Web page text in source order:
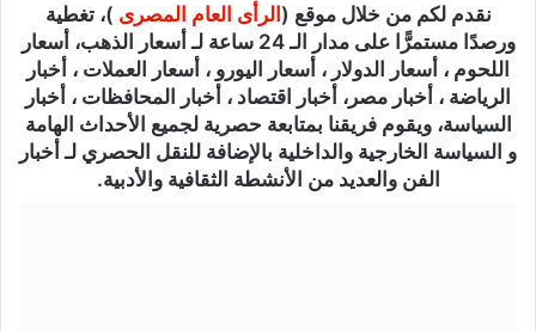
نقدم لكم من خلال موقع (الرأى العام المصرى )، تغطية
ورصدًا مستمرًّا على مدار الـ 24 ساعة لـ أسعار الذهب، أسعار
اللحوم ، أسعار الدولار ، أسعار اليورو ، أسعار العملات ، أخبار
الرياضة ، أخبار مصر، أخبار اقتصاد ، أخبار المحافظات ، أخبار
السياسة، ويقوم فريقنا بمتابعة حصرية لجميع الأحداث الهامة
و السياسة الخارجية والداخلية بالإضافة للنقل الحصري لـ أخبار
الفن والعديد من الأنشطة الثقافية والأدبية.